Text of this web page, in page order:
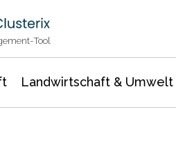
Tool
Landwirtschaft & Umwelt